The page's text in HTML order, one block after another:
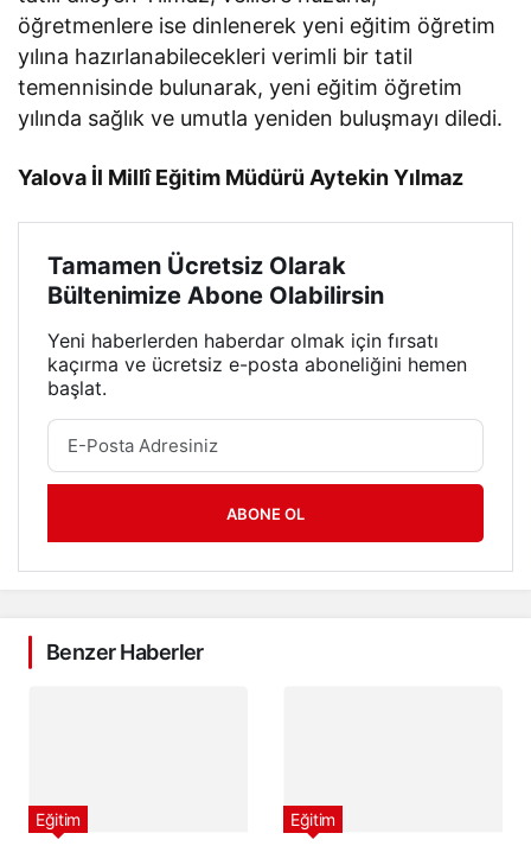
öğretmenlere ise dinlenerek yeni eğitim öğretim
yılına hazırlanabilecekleri verimli bir tatil
temennisinde bulunarak, yeni eğitim öğretim
yılında sağlık ve umutla yeniden buluşmayı diledi.
Yalova İl Millî Eğitim Müdürü Aytekin Yılmaz
Tamamen Ücretsiz Olarak
Bültenimize Abone Olabilirsin
Yeni haberlerden haberdar olmak için fırsatı
kaçırma ve ücretsiz e-posta aboneliğini hemen
başlat.
ABONE OL
Benzer Haberler
Eğitim Eğitim